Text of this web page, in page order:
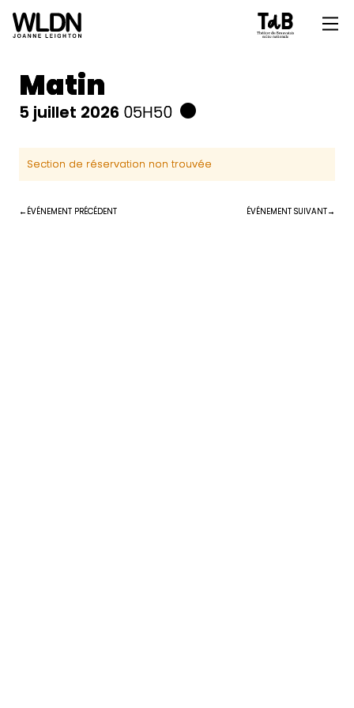
Matin
5 juillet 2026 05H50
Section de réservation non trouvée
ÉVÉNEMENT PRÉCÉDENT ÉVÉNEMENT SUIVANT